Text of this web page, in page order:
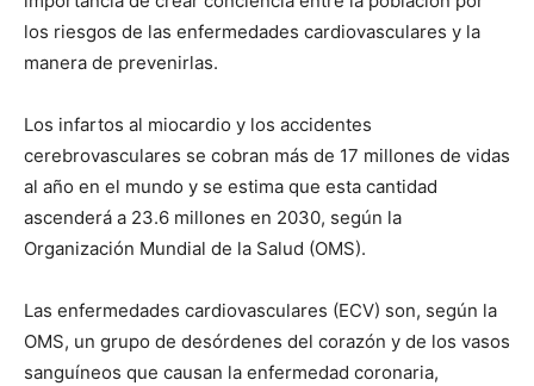
los riesgos de las enfermedades cardiovasculares y la
manera de prevenirlas.
Los infartos al miocardio y los accidentes
cerebrovasculares se cobran más de 17 millones de vidas
al año en el mundo y se estima que esta cantidad
ascenderá a 23.6 millones en 2030, según la
Organización Mundial de la Salud (OMS).
Las enfermedades cardiovasculares (ECV) son, según la
OMS, un grupo de desórdenes del corazón y de los vasos
sanguíneos que causan la enfermedad coronaria,